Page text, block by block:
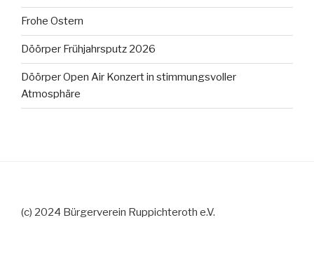
Frohe Ostern
Döörper Frühjahrsputz 2026
Döörper Open Air Konzert in stimmungsvoller
Atmosphäre
(c) 2024 Bürgerverein Ruppichteroth e.V.